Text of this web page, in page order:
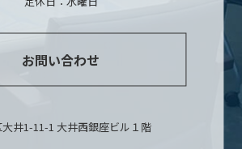
お問い合わせ
井1-11-1 大井西銀座ビル１階